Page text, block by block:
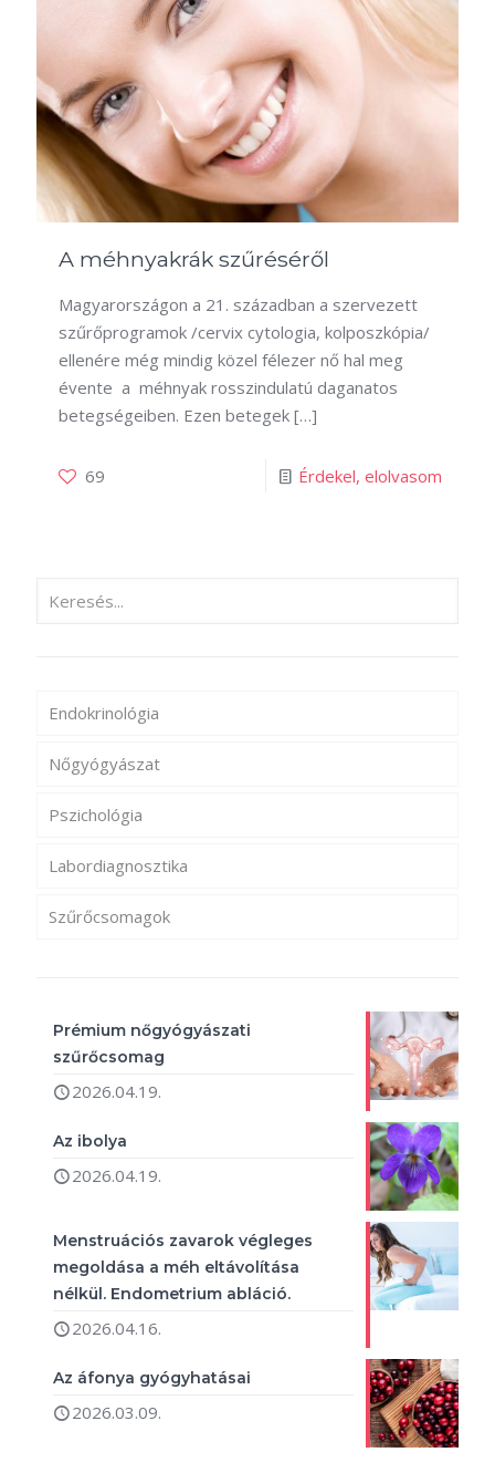
A méhnyakrák szűréséről
Magyarországon a 21. században a szervezett
szűrőprogramok /cervix cytologia, kolposzkópia/
ellenére még mindig közel félezer nő hal meg
évente a méhnyak rosszindulatú daganatos
betegségeiben. Ezen betegek […]
69 Érdekel, elolvasom
Endokrinológia
Nőgyógyászat
Pszichológia
Labordiagnosztika
Szűrőcsomagok
Prémium nőgyógyászati
szűrőcsomag
2026.04.19.
Az ibolya
2026.04.19.
Menstruációs zavarok végleges
megoldása a méh eltávolítása
nélkül. Endometrium abláció.
2026.04.16.
Az áfonya gyógyhatásai
2026.03.09.